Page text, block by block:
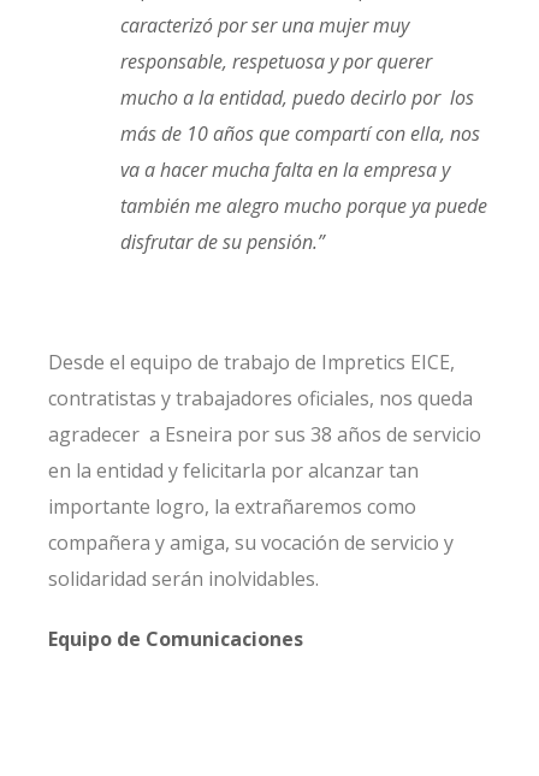
caracterizó por ser una mujer muy
responsable, respetuosa y por querer
mucho a la entidad, puedo decirlo por los
más de 10 años que compartí con ella, nos
va a hacer mucha falta en la empresa y
también me alegro mucho porque ya puede
disfrutar de su pensión.”
Desde el equipo de trabajo de Impretics EICE,
contratistas y trabajadores oficiales, nos queda
agradecer a Esneira por sus 38 años de servicio
en la entidad y felicitarla por alcanzar tan
importante logro, la extrañaremos como
compañera y amiga, su vocación de servicio y
solidaridad serán inolvidables.
Equipo de Comunicaciones